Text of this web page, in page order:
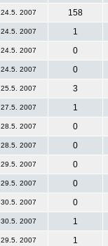
24.5. 2007
158
24.5. 2007
1
24.5. 2007
0
24.5. 2007
0
25.5. 2007
3
27.5. 2007
1
28.5. 2007
0
28.5. 2007
0
29.5. 2007
0
29.5. 2007
0
30.5. 2007
0
30.5. 2007
1
29.5. 2007
1